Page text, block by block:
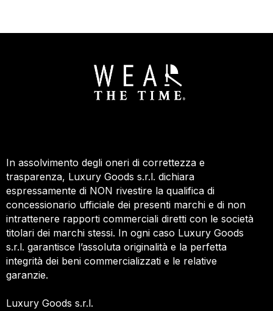
In assolvimento degli oneri di correttezza e
trasparenza, Luxury Goods s.r.l. dichiara
espressamente di NON rivestire la qualifica di
concessionario ufficiale dei presenti marchi e di non
intrattenere rapporti commerciali diretti con le società
titolari dei marchi stessi. In ogni caso Luxury Goods
s.r.l. garantisce l’assoluta originalità e la perfetta
integrità dei beni commercializzati e le relative
garanzie.
Luxury Goods s.r.l.